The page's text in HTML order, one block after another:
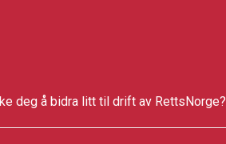
deg å bidra litt til drift av RettsNorge?